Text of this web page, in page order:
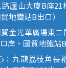
廬山大廈B座21
地鐵站B出口）
金光華廣場東
岸、國貿地鐵站B
：九龍荔枝角長